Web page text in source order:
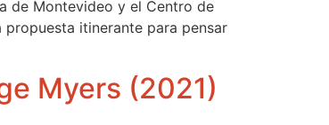
de Montevideo y el Centro de
itinerante para pensar
Myers (2021)